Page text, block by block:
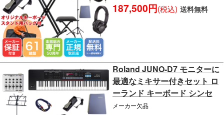
187,500円(税込) 送料無料
Roland JUNO-D7 モニターに
最適なミキサー付きセット ロ
ーランド キーボード シンセ
メーカー欠品